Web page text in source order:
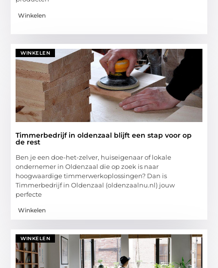
Winkelen
WINKELEN
Timmerbedrijf in oldenzaal blijft een stap voor op
de rest
Ben je een doe-het-zelver, huiseigenaar of lokale
ondernemer in Oldenzaal die op zoek is naar
hoogwaardige timmerwerkoplossingen? Dan is
Timmerbedrijf in Oldenzaal (oldenzaalnu.nl) jouw
perfecte
Winkelen
WINKELEN